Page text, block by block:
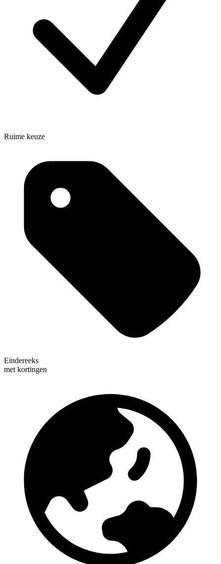
Ruime keuze
Eindereeks
met kortingen